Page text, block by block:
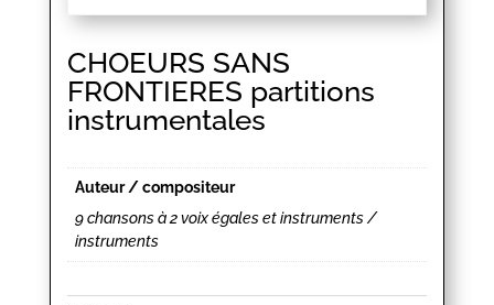
CHOEURS SANS
FRONTIERES partitions
instrumentales
Auteur / compositeur
9 chansons à 2 voix égales et instruments /
instruments